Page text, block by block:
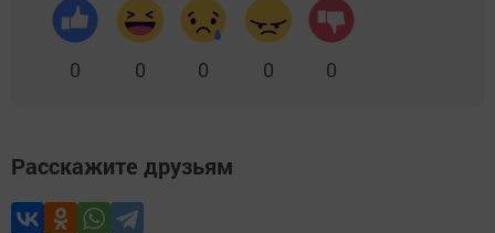
0 0 0 0 0
Расскажите друзьям